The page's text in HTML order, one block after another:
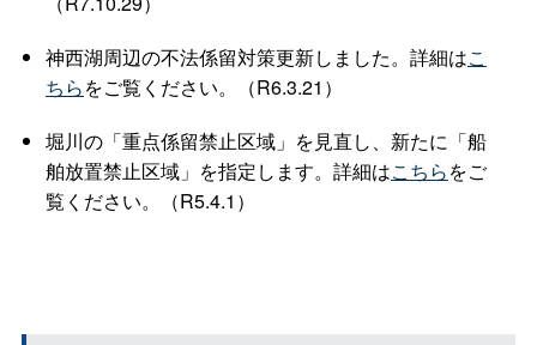
神西湖周辺の不法係留対策更新しました。詳細はこ
ちらをご覧ください。（R6.3.21）
堀川の「重点係留禁止区域」を見直し、新たに「船
舶放置禁止区域」を指定します。詳細はこちらをご
覧ください。（R5.4.1）